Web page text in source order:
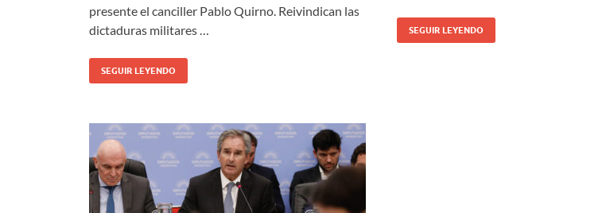
presente el canciller Pablo Quirno. Reivindican las
dictaduras militares …
SEGUIR LEYENDO
SEGUIR LEYENDO